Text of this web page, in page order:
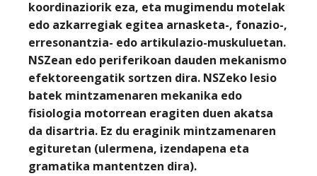
koordinaziorik eza, eta mugimendu motelak
edo azkarregiak egitea arnasketa-, fonazio-,
erresonantzia- edo artikulazio-muskuluetan.
NSZean edo periferikoan dauden mekanismo
efektoreengatik sortzen dira. NSZeko lesio
batek mintzamenaren mekanika edo
fisiologia motorrean eragiten duen akatsa
da disartria. Ez du eraginik mintzamenaren
egituretan (ulermena, izendapena eta
gramatika mantentzen dira).